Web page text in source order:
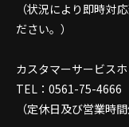
（状況により即時対
ださい。）
カスタマーサービス
TEL：0561-75-4666
（定休日及び営業時